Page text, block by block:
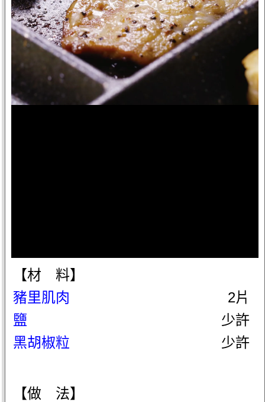
【材 料】
豬里肌肉
2片
鹽
少許
黑胡椒粒
少許
【做 法】